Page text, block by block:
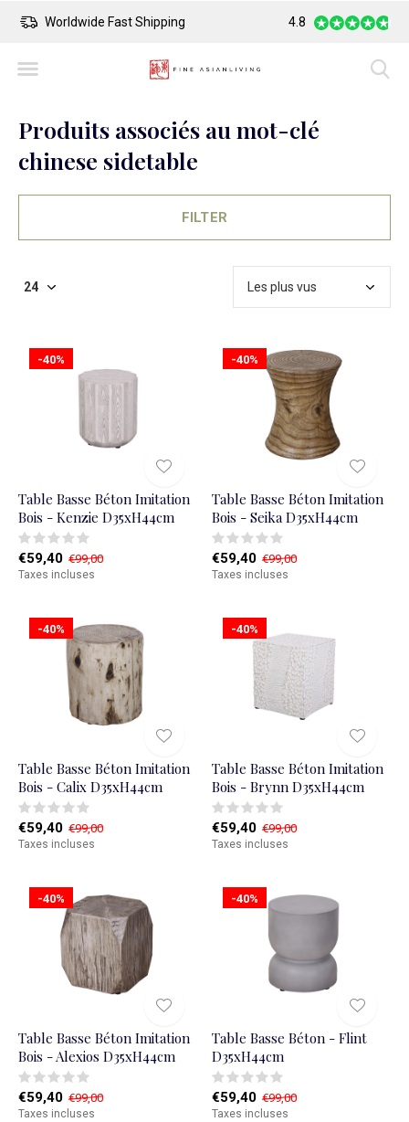
Worldwide Fast Shipping Safe Payment
4.8
Produits associés au mot-clé
chinese sidetable
FILTER
-40%
Table Basse Béton Imitation
Bois - Kenzie D35xH44cm
€59,40 €99,00
Taxes incluses
-40%
Table Basse Béton Imitation
Bois - Seika D35xH44cm
€59,40 €99,00
Taxes incluses
-40%
Table Basse Béton Imitation
Bois - Calix D35xH44cm
€59,40 €99,00
Taxes incluses
-40%
Table Basse Béton Imitation
Bois - Brynn D35xH44cm
€59,40 €99,00
Taxes incluses
-40%
Table Basse Béton Imitation
Bois - Alexios D35xH44cm
€59,40 €99,00
Taxes incluses
-40%
Table Basse Béton - Flint
D35xH44cm
€59,40 €99,00
Taxes incluses